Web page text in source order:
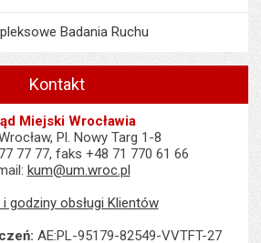
Badania Ruchu
Kontakt
Miejski Wrocławia
Pl. Nowy Targ 1-8
77 77, faks +48 71 770 61 66
kum@um.wroc.pl
godziny obsługi Klientów
AE:PL-95179-82549-VVTFT-27